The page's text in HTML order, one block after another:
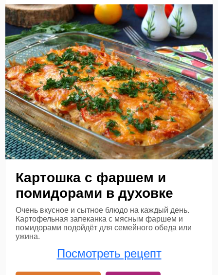
Картошка с фаршем и
помидорами в духовке
Очень вкусное и сытное блюдо на каждый день.
Картофельная запеканка с мясным фаршем и
помидорами подойдёт для семейного обеда или
ужина.
Посмотреть рецепт